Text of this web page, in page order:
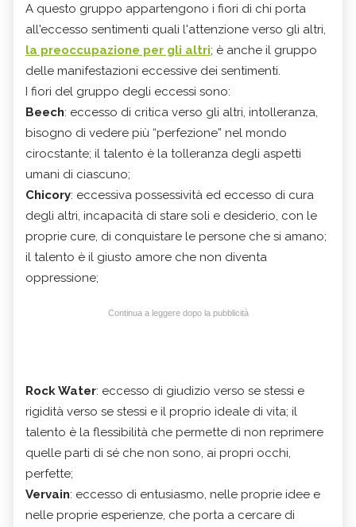
A questo gruppo appartengono i fiori di chi porta
all'eccesso sentimenti quali l'attenzione verso gli altri,
la preoccupazione per gli altri; è anche il gruppo
delle manifestazioni eccessive dei sentimenti.
I fiori del gruppo degli eccessi sono:
Beech: eccesso di critica verso gli altri, intolleranza,
bisogno di vedere più “perfezione” nel mondo
cirocstante; il talento è la tolleranza degli aspetti
umani di ciascuno;
Chicory: eccessiva possessività ed eccesso di cura
degli altri, incapacità di stare soli e desiderio, con le
proprie cure, di conquistare le persone che si amano;
il talento è il giusto amore che non diventa
oppressione;
Continua a leggere dopo la pubblicità
Rock Water: eccesso di giudizio verso se stessi e
rigidità verso se stessi e il proprio ideale di vita; il
talento è la flessibilità che permette di non reprimere
quelle parti di sé che non sono, ai propri occhi,
perfette;
Vervain: eccesso di entusiasmo, nelle proprie idee e
nelle proprie esperienze, che porta a cercare di